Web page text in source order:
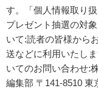
す。「個人情報取り
プレゼント抽選の対
いて:読者の皆様から
送などに利用いたし
いてのお問い合わせ:
編集部 〒141-8510